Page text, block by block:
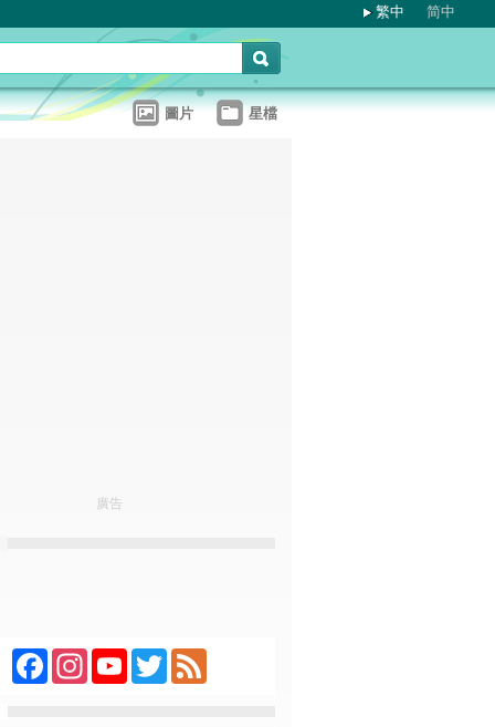
繁中 简中
圖片 星檔
廣告
FacebookInstagramYouTubeTwitterFeed